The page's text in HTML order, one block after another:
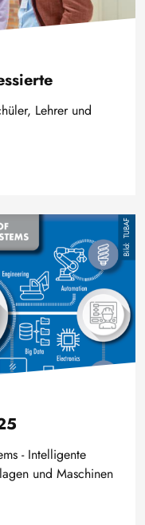
Lehrer und
TUBAF
- Intelligente
und Maschinen